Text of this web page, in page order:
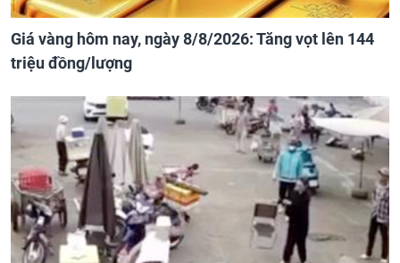
Giá vàng hôm nay, ngày 8/8/2026: Tăng vọt lên 144
triệu đồng/lượng